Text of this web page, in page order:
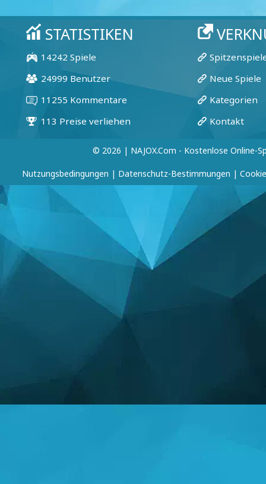
© 2026 | NAJOX.com - Kostenlose Online-
Nutzungsbedingungen | Datenschutz-Bestimmungen |